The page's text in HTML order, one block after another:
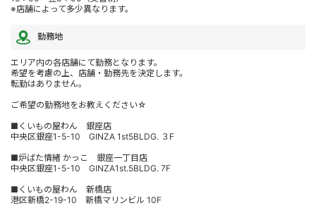
※店舗によって多少異なります。
勤務地
エリア内の各店舗にて勤務となります。
希望を考慮の上、店舗・勤務先を決定します。
転勤はありません。
ご希望の勤務地をお教えください☆
■くいもの屋わん 銀座店
中央区銀座1-5-10 GINZA 1st5BLDG. ３F
■炉ばた情緒 かっこ 銀座一丁目店
中央区銀座1-5-10 GINZA1st.5BLDG. 7F
■くいもの屋わん 新橋店
港区新橋2-19-10 新橋マリンビル 10F